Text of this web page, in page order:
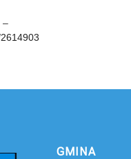
–
GMINA